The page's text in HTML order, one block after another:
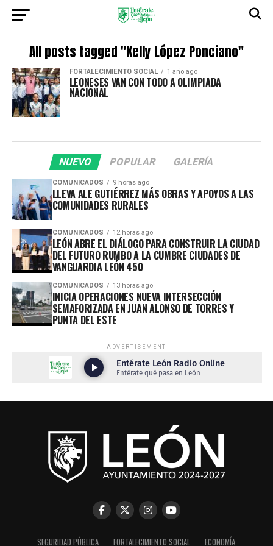
All posts tagged "Kelly López Ponciano"
FORTALECIMIENTO SOCIAL 1 año ago
LEONESES VAN CON TODO A OLIMPIADA
NACIONAL
NUEVO POPULAR GALERÍA
COMUNICADOS 9 horas ago
LLEVA ALE GUTIÉRREZ MÁS OBRAS Y APOYOS A LAS
COMUNIDADES RURALES
COMUNICADOS 12 horas ago
LEÓN ABRE EL DIÁLOGO PARA CONSTRUIR LA CIUDAD
DEL FUTURO RUMBO A LA CUMBRE CIUDADES DE
VANGUARDIA LEÓN 450
COMUNICADOS 13 horas ago
INICIA OPERACIONES NUEVA INTERSECCIÓN
SEMAFORIZADA EN JUAN ALONSO DE TORRES Y
PUNTA DEL ESTE
ADVERTISEMENT
SEGURIDAD PÚBLICA FORTALECIMIENTO SOCIAL ECONOMÍA